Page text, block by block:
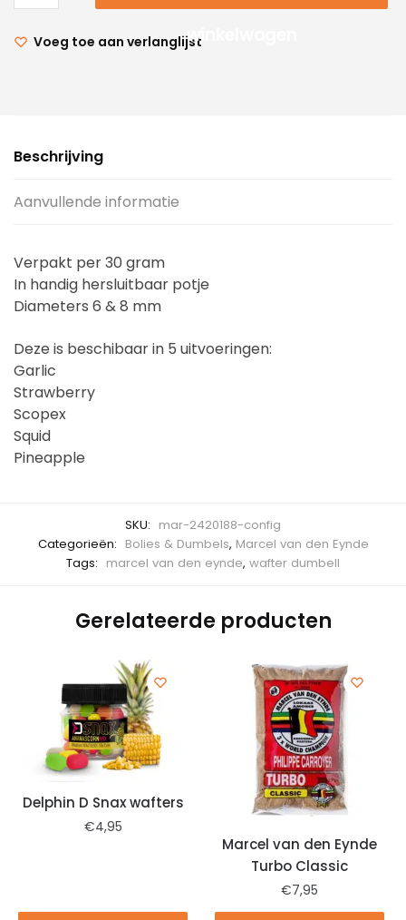
winkelwagen
Voeg toe aan verlanglijst
Beschrijving
Aanvullende informatie
Verpakt per 30 gram
In handig hersluitbaar potje
Diameters 6 & 8 mm
Deze is beschibaar in 5 uitvoeringen:
Garlic
Strawberry
Scopex
Squid
Pineapple
SKU: mar-2420188-config
Categorieën: Bolies & Dumbels, Marcel van den Eynde
Tags: marcel van den eynde, wafter dumbell
Gerelateerde producten
Delphin D Snax wafters
€4,95
Marcel van den Eynde
Turbo Classic
€7,95